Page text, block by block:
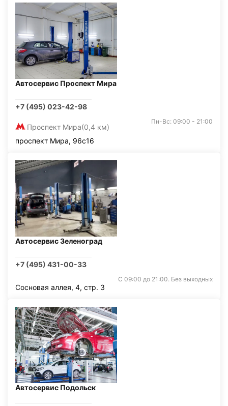
Автосервис Проспект Мира
+7 (495) 023-42-98
Проспект Мира(0,4 км)
Пн-Вс: 09:00 - 21:00
проспект Мира, 96с16
Автосервис Зеленоград
+7 (495) 431-00-33
С 09:00 до 21:00. Без выходных
Сосновая аллея, 4, стр. 3
Автосервис Подольск